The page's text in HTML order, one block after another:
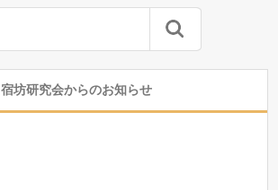
宿坊研究会からのお知らせ